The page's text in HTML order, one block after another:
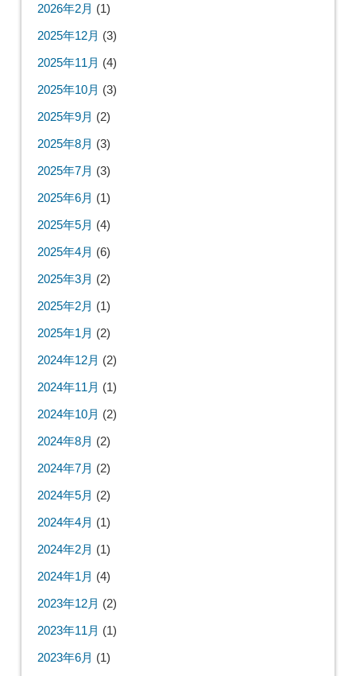
2026年2月 (1)
2025年12月 (3)
2025年11月 (4)
2025年10月 (3)
2025年9月 (2)
2025年8月 (3)
2025年7月 (3)
2025年6月 (1)
2025年5月 (4)
2025年4月 (6)
2025年3月 (2)
2025年2月 (1)
2025年1月 (2)
2024年12月 (2)
2024年11月 (1)
2024年10月 (2)
2024年8月 (2)
2024年7月 (2)
2024年5月 (2)
2024年4月 (1)
2024年2月 (1)
2024年1月 (4)
2023年12月 (2)
2023年11月 (1)
2023年6月 (1)